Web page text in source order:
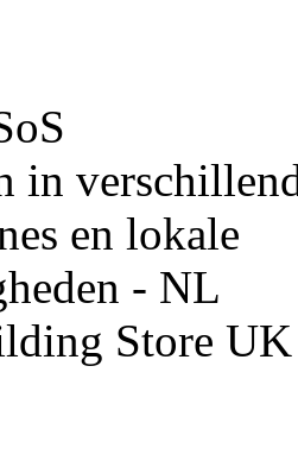
in
en lokale
- NL
Store UK